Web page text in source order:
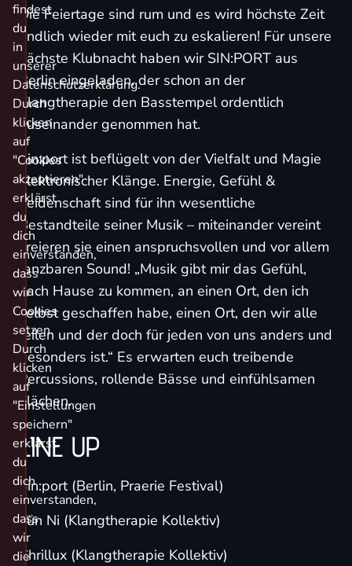
Die Feiertage sind rum und es wird höchste Zeit
endlich wieder mit euch zu eskalieren! Für unsere
nächste Klubnacht haben wir SIN:PORT aus
Berlin eingeladen, der schon an der
Klangtherapie den Basstempel ordentlich
auseinander genommen hat.
Sin:port ist beflügelt von der Vielfalt und Magie
elektronischer Klänge. Energie, Gefühl &
Leidenschaft sind für ihn wesentliche
Bestandteile seiner Musik – miteinander vereint
kreieren sie einen anspruchsvollen und vor allem
tanzbaren Sound! „Musik gibt mir das Gefühl,
nach Hause zu kommen, an einen Ort, den ich
selbst geschaffen habe, einen Ort, den wir alle
teilen und der doch für jeden von uns anders und
besonders ist.“ Es erwarten euch treibende
Percussions, rollende Bässe und einfühlsamen
Flächen.
LINE UP
Sin:port (Berlin, Praerie Festival)
Tün Ni (Klangtherapie Kollektiv)
Chrillux (Klangtherapie Kollektiv)
findest
du
in
unserer
Datenschutzerklärung.
Durch
klicken
auf
"Cookies
akzeptieren"
erklärst
du
dich
einverstanden,
dass
wir
Cookies
setzen.
Durch
klicken
auf
"Einstellungen
speichern"
erklärst
du
dich
einverstanden,
dass
wir
die